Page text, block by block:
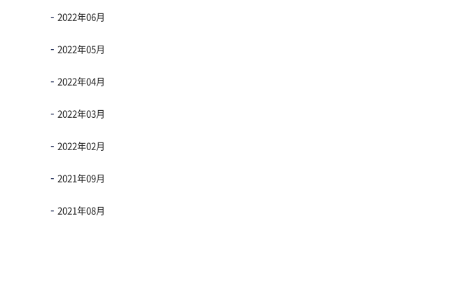
2022年06月
2022年05月
2022年04月
2022年03月
2022年02月
2021年09月
2021年08月